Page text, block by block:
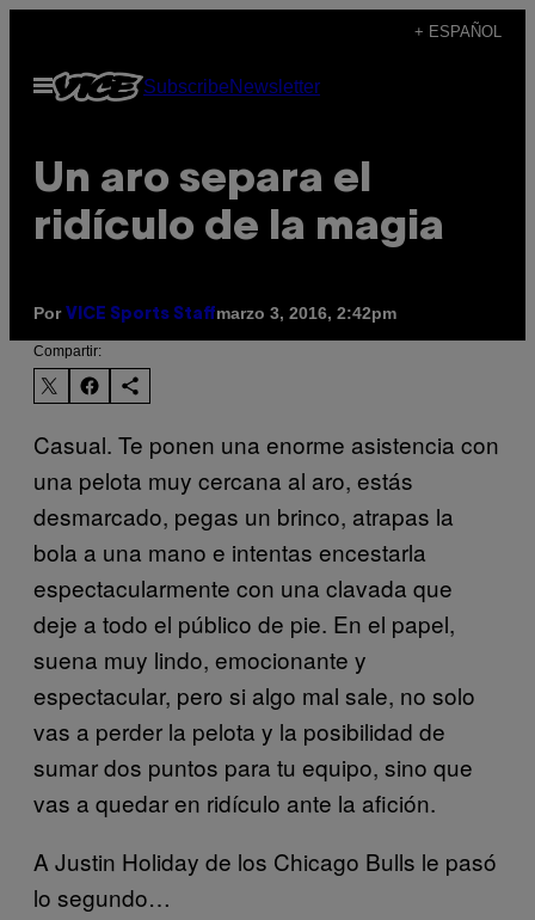
contenido
+ ESPAÑOL
Abrir
Menú
SubscribeNewsletter
Un aro separa el
ridículo de la magia
Por VICE Sports Staffmarzo 3, 2016, 2:42pm
Compartir:
Casual. Te ponen una enorme asistencia con
una pelota muy cercana al aro, estás
desmarcado, pegas un brinco, atrapas la
bola a una mano e intentas encestarla
espectacularmente con una clavada que
deje a todo el público de pie. En el papel,
suena muy lindo, emocionante y
espectacular, pero si algo mal sale, no solo
vas a perder la pelota y la posibilidad de
sumar dos puntos para tu equipo, sino que
vas a quedar en ridículo ante la afición.
A Justin Holiday de los Chicago Bulls le pasó
lo segundo…